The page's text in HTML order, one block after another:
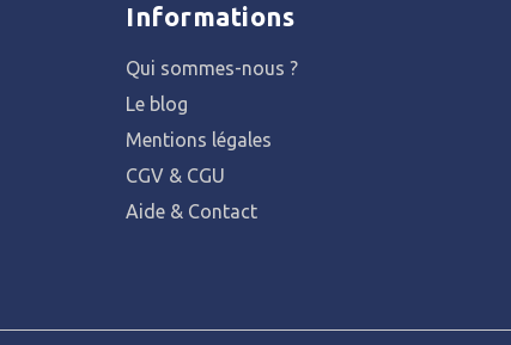
Informations
Qui sommes-nous ?
Le blog
Mentions légales
CGV & CGU
Aide & Contact